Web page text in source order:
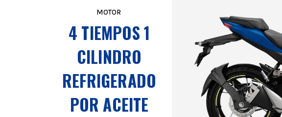
MOTOR
4 TIEMPOS 1
CILINDRO
REFRIGERADO
POR ACEITE